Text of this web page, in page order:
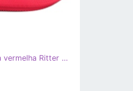
BM Lâminas de borracha vermelha Ritter vermelho